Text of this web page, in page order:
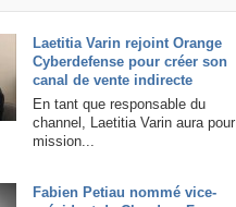
Laetitia Varin rejoint Orange
Cyberdefense pour créer son
canal de vente indirecte
En tant que responsable du
channel, Laetitia Varin aura pour
mission...
Fabien Petiau nommé vice-